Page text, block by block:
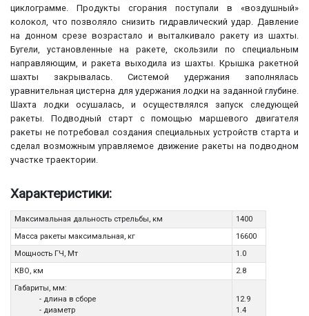
циклограмме. Продукты сгорания поступали в «воздушный»
колокол, что позволяло снизить гидравлический удар. Давление
на донном срезе возрастало и выталкивало ракету из шахты.
Бугели, установленные на ракете, скользили по специальным
направляющим, и ракета выходила из шахты. Крышка ракетной
шахты закрывалась. Системой удержания заполнялась
уравнительная цистерна для удержания лодки на заданной глубине.
Шахта лодки осушалась, и осуществлялся запуск следующей
ракеты. Подводный старт с помощью маршевого двигателя
ракеты не потребовал создания специальных устройств старта и
сделал возможным управляемое движение ракеты на подводном
участке траектории.
Характеристики:
Максимальная дальность стрельбы, км
1400
Масса ракеты максимальная, кг
16600
Мощность ГЧ, Мт
1.0
КВО, км
2.8
Габариты, мм:
- длина в сборе
- диаметр
12.9
1.4